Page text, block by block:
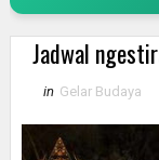
Jadwal
in Gelar Budaya